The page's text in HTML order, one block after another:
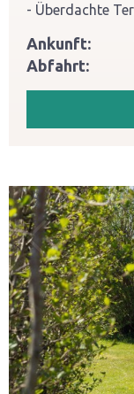
Überdachte
Ankunft:
Abfahrt: